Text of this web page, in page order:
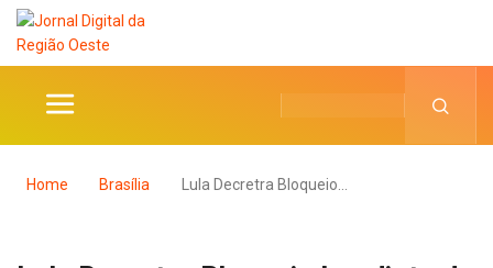
Home Brasília Lula Decretra Bloqueio…